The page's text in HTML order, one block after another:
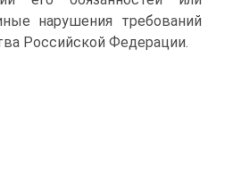
нарушения требований
Российской Федерации.